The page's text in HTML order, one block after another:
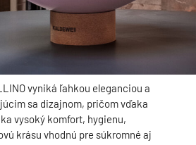
vyniká ľahkou eleganciou a
sa dizajnom, pričom vďaka
vysoký komfort, hygienu,
krásu vhodnú pre súkromné aj